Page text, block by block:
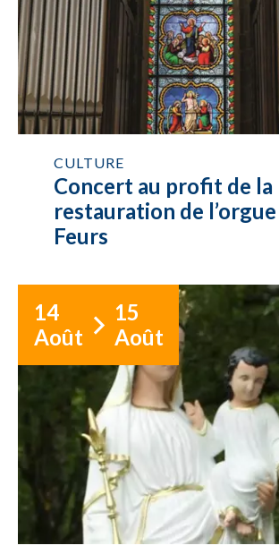
CULTURE
Concert au profit de la
restauration de
Feurs
14
Août
15
Août